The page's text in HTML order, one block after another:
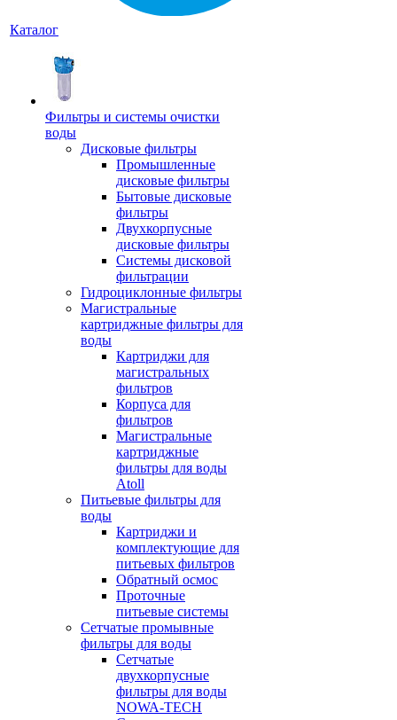
Каталог
Фильтры и системы очистки
воды
Дисковые фильтры
Промышленные
дисковые фильтры
Бытовые дисковые
фильтры
Двухкорпусные
дисковые фильтры
Системы дисковой
фильтрации
Гидроциклонные фильтры
Магистральные
картриджные фильтры для
воды
Картриджи для
магистральных
фильтров
Корпуса для
фильтров
Магистральные
картриджные
фильтры для воды
Atoll
Питьевые фильтры для
воды
Картриджи и
комплектующие для
питьевых фильтров
Обратный осмос
Проточные
питьевые системы
Сетчатые промывные
фильтры для воды
Сетчатые
двухкорпусные
фильтры для воды
NOWA-TECH